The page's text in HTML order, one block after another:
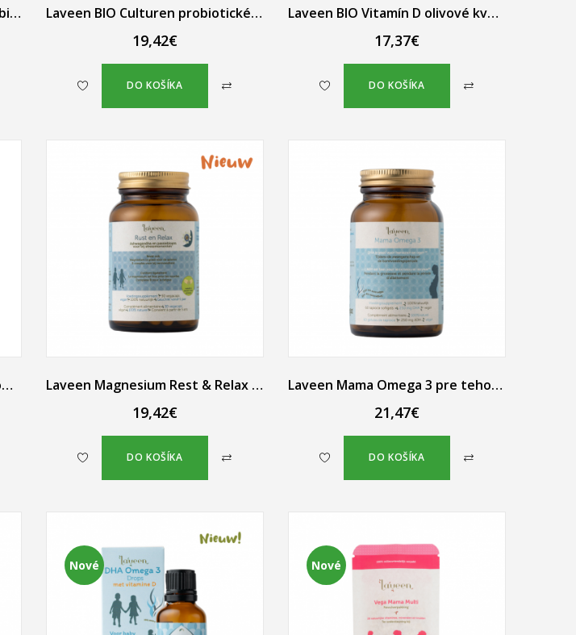
Laveen BIO Culturen Mama Probiotiká 30 probiotických kapsúl Laveen BIO Culturen probiotické kvapky pre bábätká a deti 20 ml
19,42€
DO KOŠÍKA
Laveen BIO Vitamín D olivové kvapky 30 ml
17,37€
DO KOŠÍKA
Laveen Imunita kvapky so zinkom, vitamínom C a echinaceou pre deti 30 ml Laveen Magnesium Rest & Relax s B-komplexom, valeriánou a mučenkou 30 vegánskych kapsúl
19,42€
DO KOŠÍKA
Laveen Mama Omega 3 pre tehotné (rastlinné, bohaté na DHA) 60 ks
21,47€
DO KOŠÍKA
Nové Nové